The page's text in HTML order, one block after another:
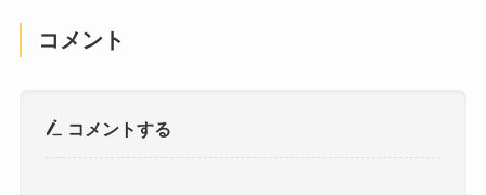
コメント
コメントする